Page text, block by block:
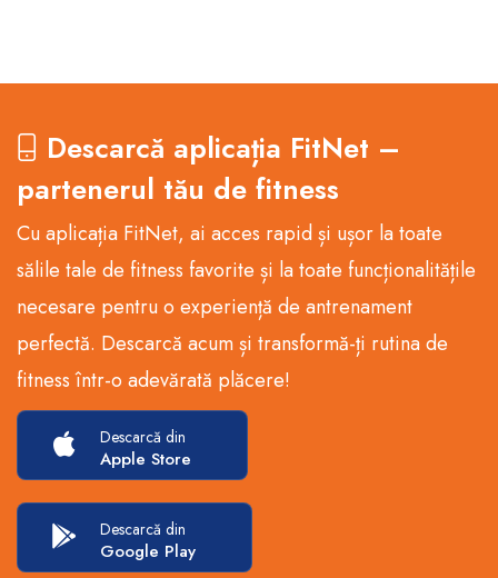
Descarcă aplicația FitNet –
partenerul tău de fitness
Cu aplicația FitNet, ai acces rapid și ușor la toate
sălile tale de fitness favorite și la toate funcționalitățile
necesare pentru o experiență de antrenament
perfectă. Descarcă acum și transformă-ți rutina de
fitness într-o adevărată plăcere!
Descarcă din
Apple Store
Descarcă din
Google Play